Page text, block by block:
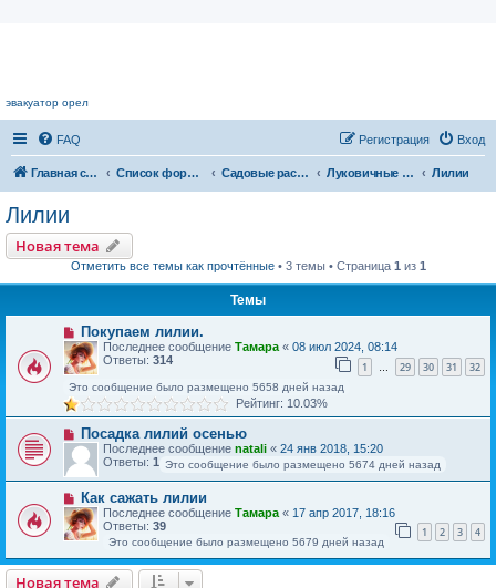
эвакуатор орел
FAQ Вход
Регистрация
Главная страница Список форумов Садовые растения Луковичные растения Лилии
Лилии
Новая тема
Отметить все темы как прочтённые• 3 темы • Страница 1 из 1
Темы
Покупаем лилии.
Последнее сообщение Тамара « 08 июл 2024, 08:14
Ответы: 314 1 … 29 30 31 32
Это сообщение было размещено 5658 дней назад
Рейтинг: 10.03%
Посадка лилий осенью
Последнее сообщение natali « 24 янв 2018, 15:20
Ответы: 1 Это сообщение было размещено 5674 дней назад
Как сажать лилии
Последнее сообщение Тамара « 17 апр 2017, 18:16
Ответы: 39 1 2 3 4
Это сообщение было размещено 5679 дней назад
Новая тема